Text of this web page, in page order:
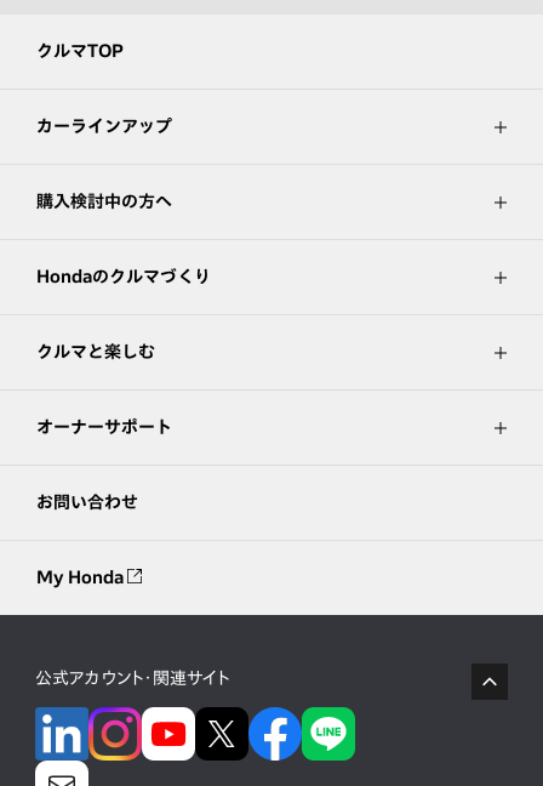
クルマTOP
カーラインアップ
購入検討中の方へ
Hondaのクルマづくり
クルマと楽しむ
オーナーサポート
お問い合わせ
My Honda
公式アカウント・関連サイト